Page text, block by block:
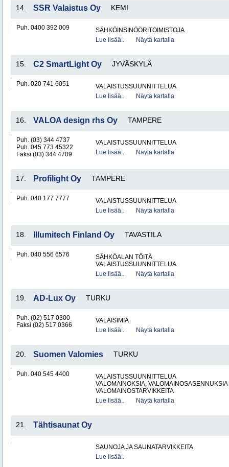
14. SSR Valaistus Oy KEMI
Puh. 0400 392 009
SÄHKÖINSINÖÖRITOIMISTOJA
Lue lisää..
Näytä kartalla
15. C2 SmartLight Oy JYVÄSKYLÄ
Puh. 020 741 6051
VALAISTUSSUUNNITTELUA
Lue lisää..
Näytä kartalla
16. VALOA design rhs Oy TAMPERE
Puh. (03) 344 4737
Puh. 045 773 45322
Faksi (03) 344 4709
VALAISTUSSUUNNITTELUA
Lue lisää..
Näytä kartalla
17. Profilight Oy TAMPERE
Puh. 040 177 7777
VALAISTUSSUUNNITTELUA
Lue lisää..
Näytä kartalla
18. Illumitech Finland Oy TAVASTILA
Puh. 040 556 6576
SÄHKÖALAN TÖITÄ
VALAISTUSSUUNNITTELUA
Lue lisää..
Näytä kartalla
19. AD-Lux Oy TURKU
Puh. (02) 517 0300
Faksi (02) 517 0366
VALAISIMIA
Lue lisää..
Näytä kartalla
20. Suomen Valomies TURKU
Puh. 040 545 4400
VALAISTUSSUUNNITTELUA
VALOMAINOKSIA, VALOMAINOSASENNUKSIA
VALOMAINOSTARVIKKEITA
Lue lisää..
Näytä kartalla
21. Tähtisaunat Oy
SAUNOJA JA SAUNATARVIKKEITA
Lue lisää..